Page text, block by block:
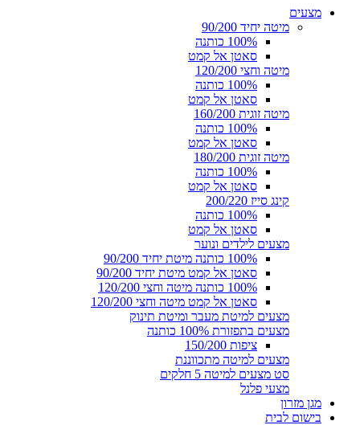
מצעים
מיטה יחיד 90/200
100% כותנה
סאטן אל קמט
מיטה וחצי 120/200
100% כותנה
סאטן אל קמט
מיטה זוגית 160/200
100% כותנה
סאטן אל קמט
מיטה זוגית 180/200
100% כותנה
סאטן אל קמט
קינג סייז 200/220
100% כותנה
סאטן אל קמט
מצעים לילדים ונוער
100% כותנה מיטת יחיד 90/200
סאטן אל קמט מיטת יחיד 90/200
100% כותנה מיטה וחצי 120/200
סאטן אל קמט מיטה וחצי 120/200
מצעים למיטת מעבר ומיטת תינוק
מצעים בתפזורת 100% כותנה
ציפות 150/200
מצעים למיטה מתכווננת
סט מצעים למיטה 5 חלקים
מצעי פלנל
מגן מזרון
בישום לבית